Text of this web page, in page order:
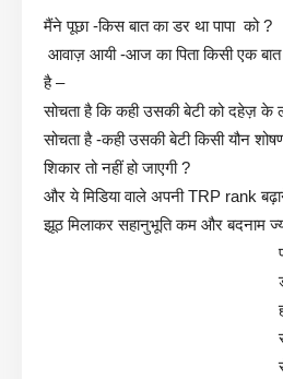
मैंने पूछा -किस बात का डर था पापा को ?
आवाज़ आयी -आज का पिता किसी एक
है –
सोचता है कि कही उसकी बेटी को दहेज़ के
सोचता है -कही उसकी बेटी किसी यौन
शिकार तो नहीं हो जाएगी ?
और ये मिडिया वाले अपनी TRP rank
झूठ मिलाकर सहानुभूति कम और बदनाम